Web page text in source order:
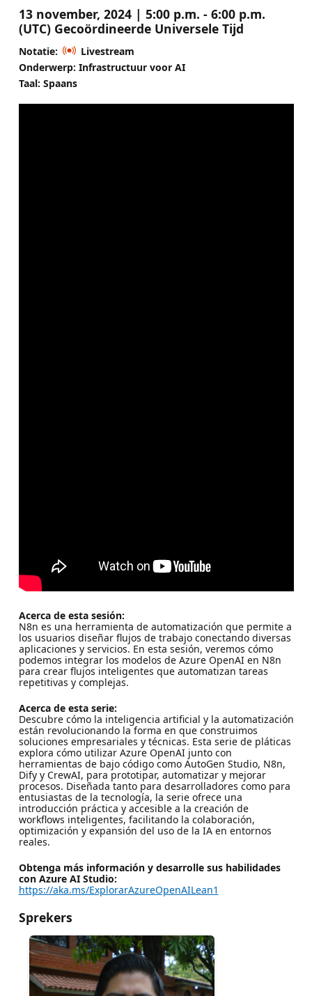
13 november, 2024 | 5:00 p.m. - 6:00 p.m.
(UTC) Gecoördineerde Universele Tijd
Notatie:
Livestream
Onderwerp: Infrastructuur voor AI
Taal: Spaans
Acerca de esta sesión:
N8n es una herramienta de automatización que permite a
los usuarios diseñar flujos de trabajo conectando diversas
aplicaciones y servicios. En esta sesión, veremos cómo
podemos integrar los modelos de Azure OpenAI en N8n
para crear flujos inteligentes que automatizan tareas
repetitivas y complejas.
Acerca de esta serie:
Descubre cómo la inteligencia artificial y la automatización
están revolucionando la forma en que construimos
soluciones empresariales y técnicas. Esta serie de pláticas
explora cómo utilizar Azure OpenAI junto con
herramientas de bajo código como AutoGen Studio, N8n,
Dify y CrewAI, para prototipar, automatizar y mejorar
procesos. Diseñada tanto para desarrolladores como para
entusiastas de la tecnología, la serie ofrece una
introducción práctica y accesible a la creación de
workflows inteligentes, facilitando la colaboración,
optimización y expansión del uso de la IA en entornos
reales.
Obtenga más información y desarrolle sus habilidades
con Azure AI Studio:
https://aka.ms/ExplorarAzureOpenAILean1
Sprekers